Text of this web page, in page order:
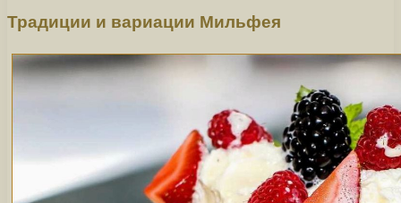
Традиции и вариации Мильфея